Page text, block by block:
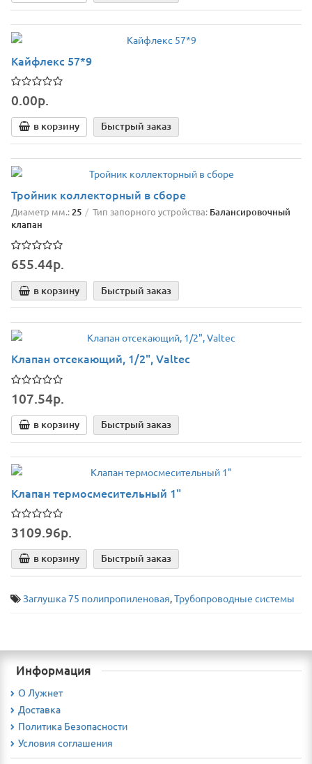
Кайфлекс 57*9
0.00р.
в корзину Быстрый заказ
Тройник коллекторный в сборе
Диаметр мм.:25 Тип запорного устройства: Балансировочный
клапан
655.44р.
в корзину Быстрый заказ
Клапан отсекающий, 1/2", Valtec
107.54р.
в корзину Быстрый заказ
Клапан термосмесительный 1"
3109.96р.
в корзину Быстрый заказ
Заглушка 75 полипропиленовая,Трубопроводные системы
Информация
О Лужнет
Доставка
Политика Безопасности
Условия соглашения